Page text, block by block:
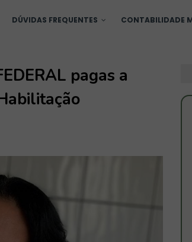
DÚVIDAS FREQUENTES CONTABILIDADE
pagas a